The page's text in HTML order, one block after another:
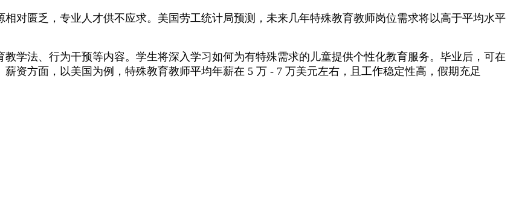
对匮乏，专业人才供不应求。美国劳工统计局预测，未来几年特殊教育教师岗位需求将以高于平均水平
学法、行为干预等内容。学生将深入学习如何为有特殊需求的儿童提供个性化教育服务。毕业后，可在
资方面，以美国为例，特殊教育教师平均年薪在 5 万 - 7 万美元左右，且工作稳定性高，假期充足